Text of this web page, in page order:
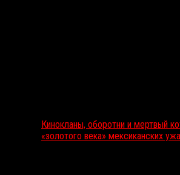
Кинокланы, оборотни и мертвый
«золотого века» мексиканских